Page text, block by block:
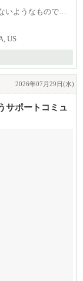
いようなもので
US
2026年07月29日(水)
サポートコミュ